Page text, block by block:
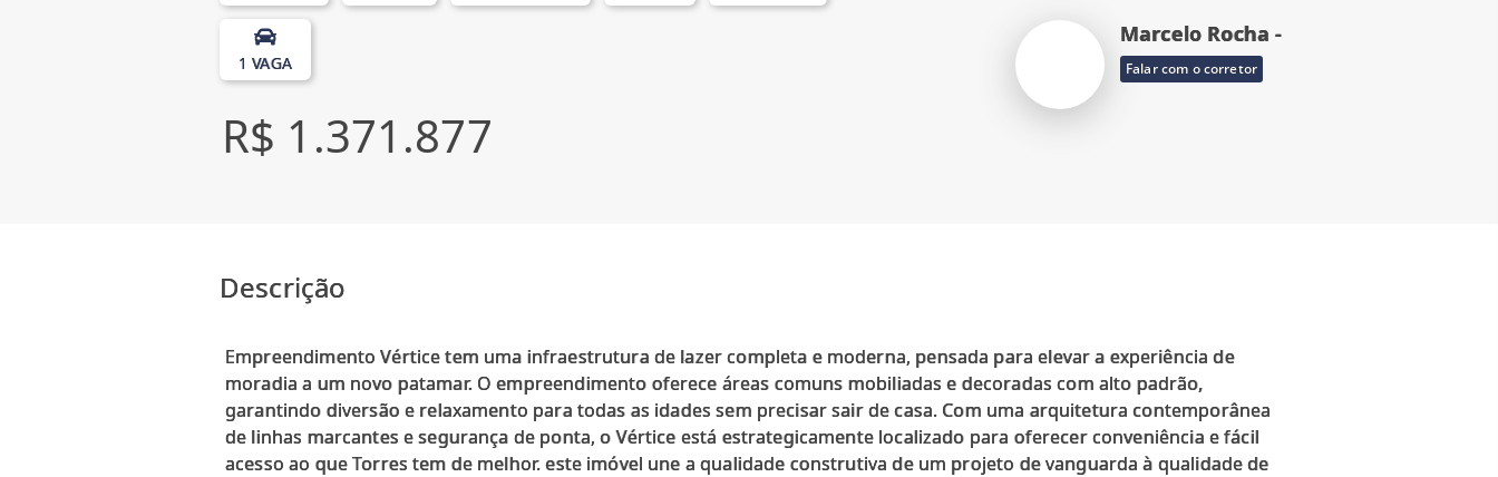
1 VAGA
R$ 1.371.877
Marcelo Rocha -
Falar com o corretor
Descrição
Empreendimento Vértice tem uma infraestrutura de lazer completa e moderna, pensada para elevar a experiência de
moradia a um novo patamar. O empreendimento oferece áreas comuns mobiliadas e decoradas com alto padrão,
garantindo diversão e relaxamento para todas as idades sem precisar sair de casa. Com uma arquitetura contemporânea
de linhas marcantes e segurança de ponta, o Vértice está estrategicamente localizado para oferecer conveniência e fácil
acesso ao que Torres tem de melhor. este imóvel une a qualidade construtiva de um projeto de vanguarda à qualidade de